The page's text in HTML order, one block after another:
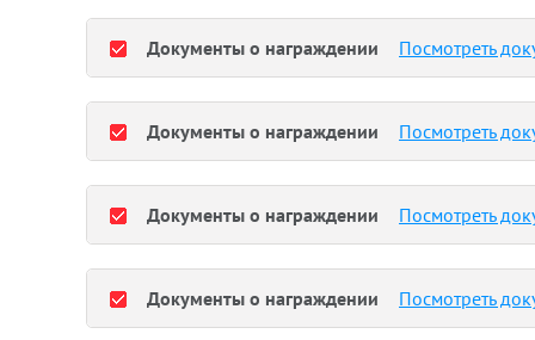
Документы о награждении Посмотреть
Документы о награждении Посмотреть
Документы о награждении Посмотреть
Документы о награждении Посмотреть